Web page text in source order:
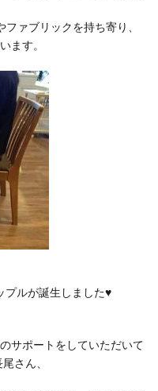
ァブリックを持ち寄り、
ます。
プルが誕生しました♥
サポートをしていただいて
さん、